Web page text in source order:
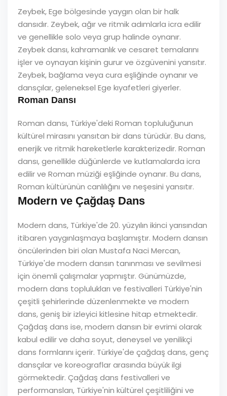
Zeybek, Ege bölgesinde yaygın olan bir halk
dansıdır. Zeybek, ağır ve ritmik adımlarla icra edilir
ve genellikle solo veya grup halinde oynanır.
Zeybek dansı, kahramanlık ve cesaret temalarını
işler ve oynayan kişinin gurur ve özgüvenini yansıtır.
Zeybek, bağlama veya cura eşliğinde oynanır ve
dansçılar, geleneksel Ege kıyafetleri giyerler.
Roman Dansı
Roman dansı, Türkiye'deki Roman topluluğunun
kültürel mirasını yansıtan bir dans türüdür. Bu dans,
enerjik ve ritmik hareketlerle karakterizedir. Roman
dansı, genellikle düğünlerde ve kutlamalarda icra
edilir ve Roman müziği eşliğinde oynanır. Bu dans,
Roman kültürünün canlılığını ve neşesini yansıtır.
Modern ve Çağdaş Dans
Modern dans, Türkiye'de 20. yüzyılın ikinci yarısından
itibaren yaygınlaşmaya başlamıştır. Modern dansın
öncülerinden biri olan Mustafa Naci Mercan,
Türkiye'de modern dansın tanınması ve sevilmesi
için önemli çalışmalar yapmıştır. Günümüzde,
modern dans toplulukları ve festivalleri Türkiye'nin
çeşitli şehirlerinde düzenlenmekte ve modern
dans, geniş bir izleyici kitlesine hitap etmektedir.
Çağdaş dans ise, modern dansın bir evrimi olarak
kabul edilir ve daha soyut, deneysel ve yenilikçi
dans formlarını içerir. Türkiye'de çağdaş dans, genç
dansçılar ve koreograflar arasında büyük ilgi
görmektedir. Çağdaş dans festivalleri ve
performansları, Türkiye'nin kültürel çeşitliliğini ve